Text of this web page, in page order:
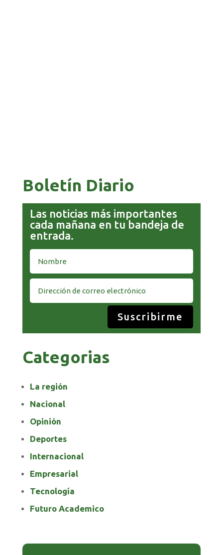
Boletín Diario
Las noticias más importantes
cada mañana en tu bandeja de
entrada.
Suscribirme
Categorias
La región
Nacional
Opinión
Deportes
Internacional
Empresarial
Tecnología
Futuro Academico